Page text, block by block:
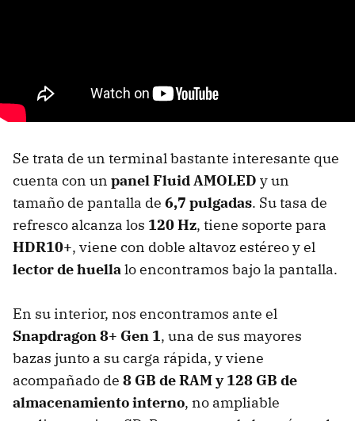
Se trata de un terminal bastante interesante que
cuenta con un panel Fluid AMOLED y un
tamaño de pantalla de 6,7 pulgadas. Su tasa de
refresco alcanza los 120 Hz, tiene soporte para
HDR10+, viene con doble altavoz estéreo y el
lector de huellalo encontramos bajo la pantalla.
En su interior, nos encontramos ante el
Snapdragon 8+ Gen 1, una de sus mayores
bazas junto a su carga rápida, y viene
acompañado de 8 GB de RAM y 128 GB de
almacenamiento interno, no ampliable